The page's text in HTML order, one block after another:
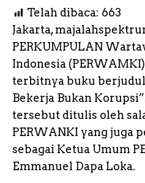
c
e
b
o
o
k
it
te
r
a
ts
A
p
p
n
e a
o
Telah dibaca: 663
Jakarta,
PERKUMPULAN
Indonesia
terbitnya buku
Bekerja Bukan
tersebut ditulis oleh
PERWANKI yang juga
sebagai Ketua Umum
Emmanuel Dapa Loka.